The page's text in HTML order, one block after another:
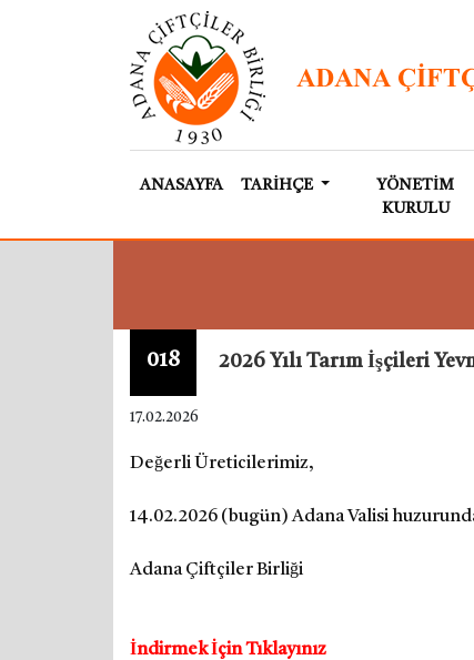
ANASAYFA TARİHÇE
YÖNETİM
KURULU
018 2026 Yılı Tarım İşçileri
17.02.2026
Değerli Üreticilerimiz,
14.02.2026 (bugün) Adana Valisi
Adana Çiftçiler Birliği
İndirmek İçin Tıklayınız